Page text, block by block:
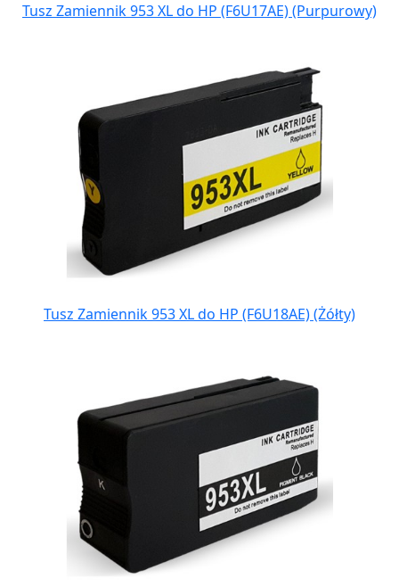
Tusz Zamiennik 953 XL do HP (F6U17AE) (Purpurowy)
Tusz Zamiennik 953 XL do HP (F6U18AE) (Żółty)